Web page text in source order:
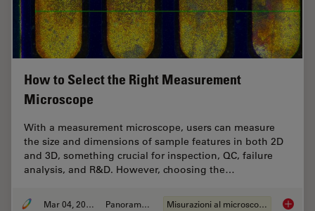
How to Select the Right Measurement
Microscope
With a measurement microscope, users can measure
the size and dimensions of sample features in both 2D
and 3D, something crucial for inspection, QC, failure
analysis, and R&D. However, choosing the…
Mar 04, 2026 Panoramica Misurazioni al microscopio How to